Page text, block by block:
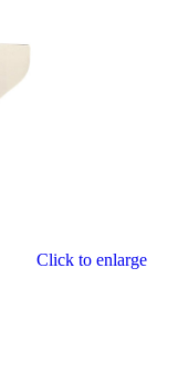
Click to enlarge